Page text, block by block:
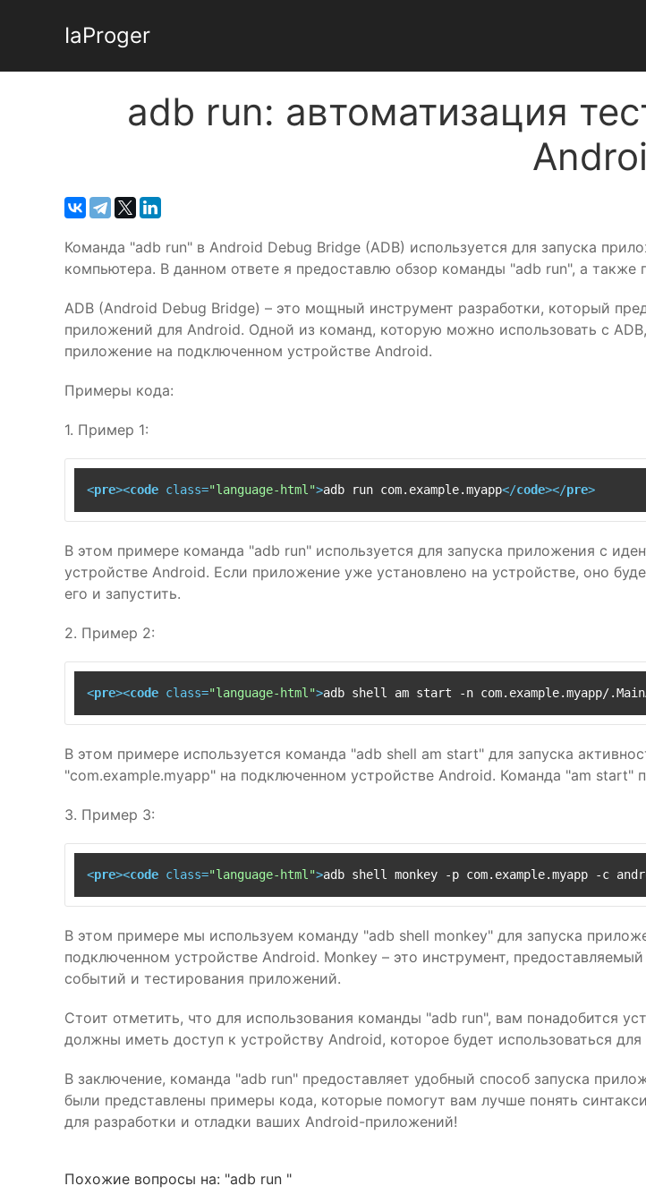
IaProger
adb run: автоматизация
Команда "adb run" в Android Debug Bridge (ADB) используется для запуска
компьютера. В данном ответе я предоставлю обзор команды "adb run", а также
ADB (Android Debug Bridge) – это мощный инструмент разработки, который
приложений для Android. Одной из команд, которую можно использовать с
приложение на подключенном устройстве Android.
Примеры кода:
1. Пример 1:
<pre><code class="language-html">adb run com.example.myapp</code></pre>
В этом примере команда "adb run" используется для запуска приложения с
устройстве Android. Если приложение уже установлено на устройстве, оно
его и запустить.
2. Пример 2:
<pre><code class="language-html">adb shell am start -n com.example.myapp/
В этом примере используется команда "adb shell am start" для запуска
"com.example.myapp" на подключенном устройстве Android. Команда "am start"
3. Пример 3:
<pre><code class="language-html">adb shell monkey -p com.example.myapp -c
В этом примере мы используем команду "adb shell monkey" для запуска
подключенном устройстве Android. Monkey – это инструмент,
событий и тестирования приложений.
Стоит отметить, что для использования команды "adb run", вам понадобится
должны иметь доступ к устройству Android, которое будет использоваться
В заключение, команда "adb run" предоставляет удобный способ запуска
были представлены примеры кода, которые помогут вам лучше понять
для разработки и отладки ваших Android-приложений!
Похожие вопросы на: "adb run "